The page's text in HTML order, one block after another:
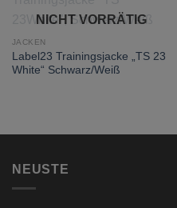
Wunschliste
NICHT VORRÄTIG
JACKEN
Label23 Trainingsjacke „TS 23
White“ Schwarz/Weiß
NEUSTE